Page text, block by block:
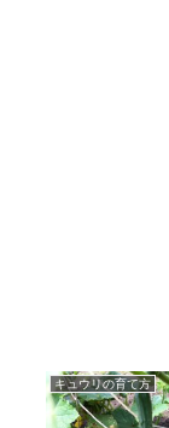
キュウリの育て方